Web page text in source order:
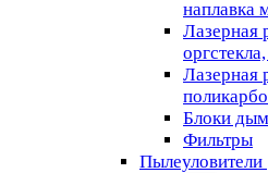
наплавка
Лазерная
Лазерная
Блоки
Фильтры
Пылеуловители